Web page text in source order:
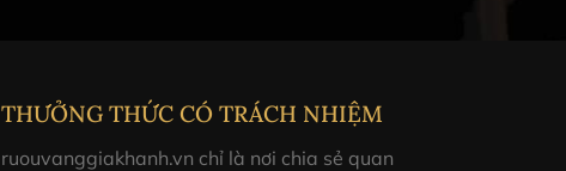
THƯỞNG THỨC CÓ TRÁCH NHIỆM
ruouvanggiakhanh.vn chỉ là nơi chia sẻ quan